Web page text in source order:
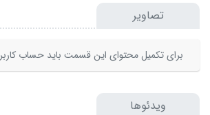
تصاویر
برای تکمیل محتوای این قسمت باید حساب
ویدئوها